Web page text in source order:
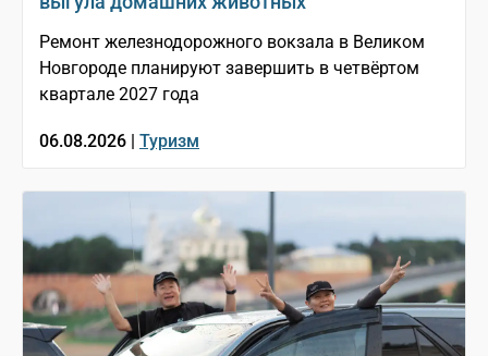
Ремонт железнодорожного вокзала в Великом
Новгороде планируют завершить в четвёртом
квартале 2027 года
06.08.2026 | Туризм